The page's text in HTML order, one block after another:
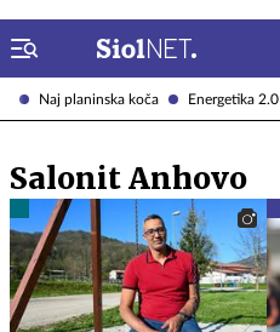
Naj planinska koča Energetika 2.0
Salonit Anhovo